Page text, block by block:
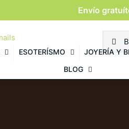
Envío
ESOTERÍSMO JOYERÍA Y
BLOG